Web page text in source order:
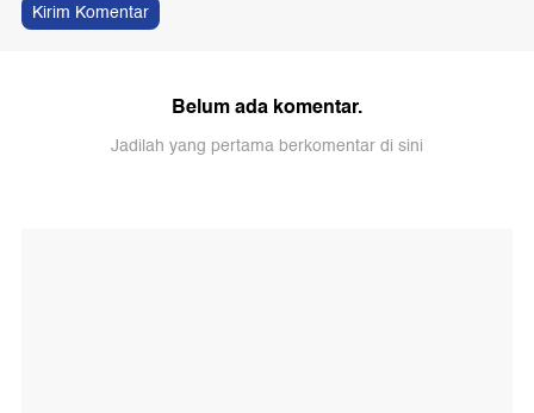
Kirim Komentar
Belum ada komentar.
Jadilah yang pertama berkomentar di sini